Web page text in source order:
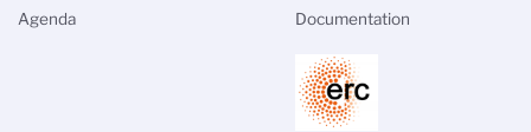
Agenda
Documentation